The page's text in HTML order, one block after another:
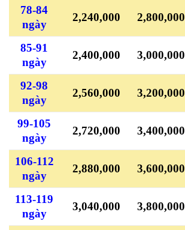
78-84
ngày
2,240,000 2,800,000
85-91
ngày
2,400,000 3,000,000
92-98
ngày
2,560,000 3,200,000
99-105
ngày
2,720,000 3,400,000
106-112
ngày
2,880,000 3,600,000
113-119
ngày
3,040,000 3,800,000